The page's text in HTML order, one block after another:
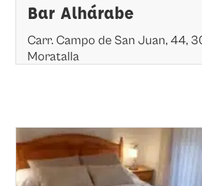
Bar Alhárabe
Carr. Campo de San Juan, 44,
Moratalla